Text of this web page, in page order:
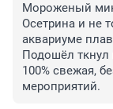
Мороженый
Осетрина и не
аквариуме
Подошёл ткнул
100% свежая,
мероприятий.